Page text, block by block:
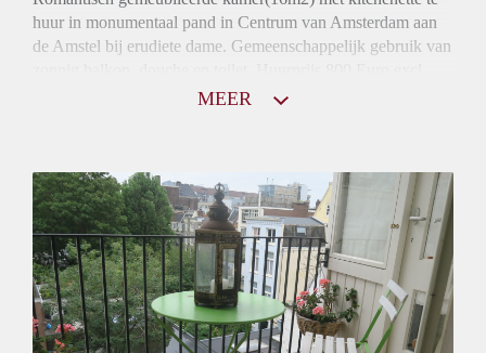
huur in monumentaal pand in Centrum van Amsterdam aan
de Amstel bij erudiete dame. Gemeenschappelijk gebruik van
Borg 2 maanden huur. Inschrijven mogelijk.
MEER